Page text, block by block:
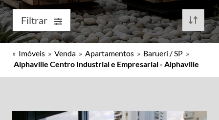
Filtrar
» Imóveis » Venda » Apartamentos » Barueri / SP »
Alphaville Centro Industrial e Empresarial - Alphaville